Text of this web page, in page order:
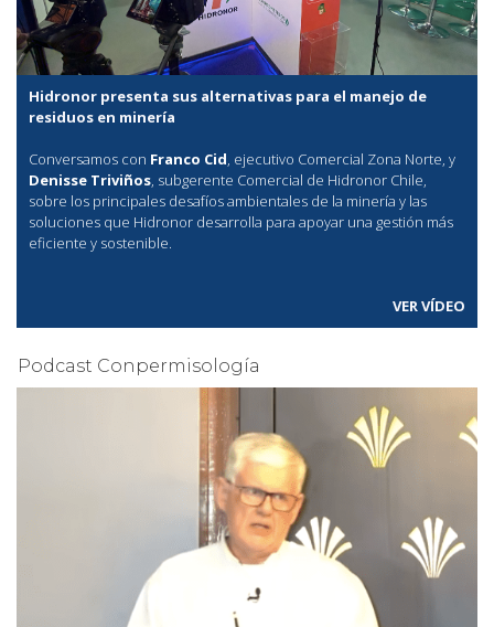
Hidronor presenta sus alternativas para el manejo de
residuos en minería
Conversamos con Franco Cid, ejecutivo Comercial Zona Norte, y
Denisse Triviños, subgerente Comercial de Hidronor Chile,
sobre los principales desafíos ambientales de la minería y las
soluciones que Hidronor desarrolla para apoyar una gestión más
eficiente y sostenible.
VER VÍDEO
Podcast Conpermisología